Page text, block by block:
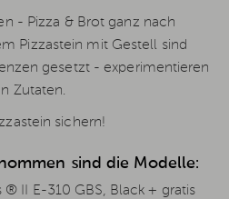
- Pizza & Brot ganz nach
Pizzastein mit Gestell sind
gesetzt - experimentieren
Zutaten.
sichern!
sind die Modelle:
® II E-310 GBS, Black + gratis